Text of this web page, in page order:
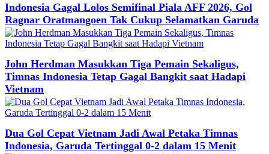
Indonesia Gagal Lolos Semifinal Piala AFF 2026, Gol
Ragnar Oratmangoen Tak Cukup Selamatkan Garuda
John Herdman Masukkan Tiga Pemain Sekaligus,
Timnas Indonesia Tetap Gagal Bangkit saat Hadapi
Vietnam
Dua Gol Cepat Vietnam Jadi Awal Petaka Timnas
Indonesia, Garuda Tertinggal 0-2 dalam 15 Menit